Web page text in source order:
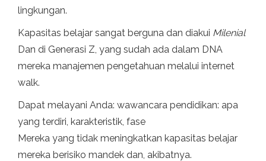
lingkungan.
Kapasitas belajar sangat berguna dan diakui Milenial
Dan di Generasi Z, yang sudah ada dalam DNA
mereka manajemen pengetahuan melalui internet
walk.
Dapat melayani Anda: wawancara pendidikan: apa
yang terdiri, karakteristik, fase
Mereka yang tidak meningkatkan kapasitas belajar
mereka berisiko mandek dan, akibatnya.